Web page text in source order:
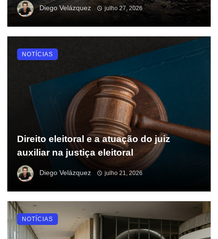
Diego Velázquez julho 27, 2026
Direito eleitoral e a atuação do juiz
auxiliar na justiça eleitoral
Diego Velázquez julho 21, 2026
NOTÍCIAS
NOTÍCIAS